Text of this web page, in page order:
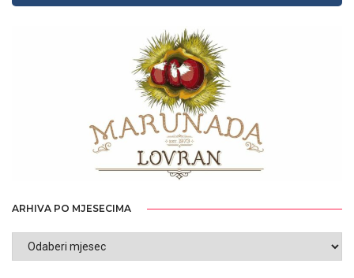
ARHIVA PO MJESECIMA
ARHIVA